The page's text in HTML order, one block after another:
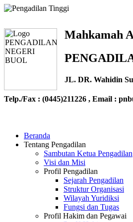
Mahkamah
JL. DR. Wahidin
Telp./Fax : (0445)211226 , Email :
Beranda
Tentang Pengadilan
Sambutan Ketua Pengadilan
Visi dan Misi
Profil Pengadilan
Sejarah Pengadilan
Struktur Organisasi
Wilayah Yuridiksi
Fungsi dan Tugas
Profil Hakim dan Pegawai